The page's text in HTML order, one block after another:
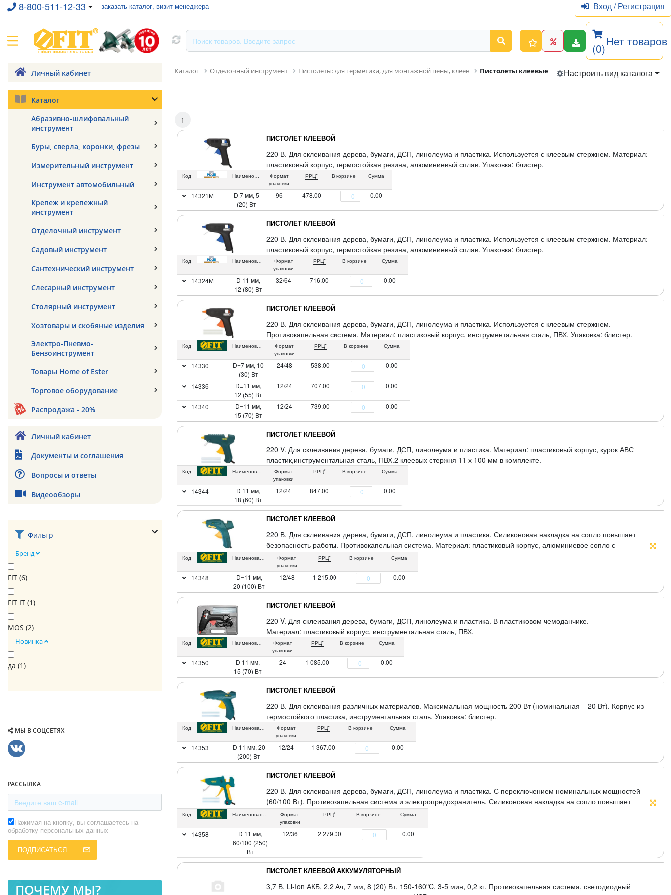
8-800-511-12-33 заказать каталог, визит менеджера Вход/Регистрация
(0)Нет товаров
Личный кабинет
Каталог
Абразивно-шлифовальный
инструмент
Буры, сверла, коронки, фрезы
Измерительный инструмент
Инструмент автомобильный
Крепеж и крепежный
инструмент
Отделочный инструмент
Садовый инструмент
Сантехнический инструмент
Слесарный инструмент
Столярный инструмент
Хозтовары и скобяные изделия
Электро-Пневмо-
Бензоинструмент
Товары Home of Ester
Торговое оборудование
Распродажа - 20%
Личный кабинет
Документы и соглашения
Вопросы и ответы
Видеообзоры
Фильтр
Бренд
FIT (6)
FIT IT (1)
MOS (2)
Новинка
да (1)
МЫ В СОЦСЕТЯХ
РАССЫЛКА
Нажимая на кнопку, вы соглашаетесь на
обработку персональных данных
ПОДПИСАТЬСЯ
ПОЧЕМУ МЫ?
Каталог Отделочный инструмент Пистолеты: для герметика, для монтажной пены, клеев Пистолеты клеевые Настроить вид каталога
1
ПИСТОЛЕТ КЛЕЕВОЙ
220 В. Для склеивания дерева, бумаги, ДСП, линолеума и пластика. Используется с клеевым стержнем. Материал:
пластиковый корпус, термостойкая резина, алюминиевый сплав. Упаковка: блистер.
Код Наименование
Формат
упаковки
РРЦ* В корзине Сумма
14321М
D 7 мм, 5
(20) Вт
96 478.00 0.00
ПИСТОЛЕТ КЛЕЕВОЙ
220 В. Для склеивания дерева, бумаги, ДСП, линолеума и пластика. Используется с клеевым стержнем. Материал:
пластиковый корпус, термостойкая резина, алюминиевый сплав. Упаковка: блистер.
Код Наименование
Формат
упаковки
РРЦ* В корзине Сумма
14324М
D 11 мм,
12 (80) Вт
32/64 716.00 0.00
ПИСТОЛЕТ КЛЕЕВОЙ
220 В. Для склеивания дерева, бумаги, ДСП, линолеума и пластика. Используется с клеевым стержнем.
Противокапельная система. Материал: пластиковый корпус, инструментальная сталь, ПВХ. Упаковка: блистер.
Код Наименование
Формат
упаковки
РРЦ* В корзине Сумма
14330
D=7 мм, 10
(30) Вт
24/48 538.00 0.00
14336
D=11 мм,
12 (55) Вт
12/24 707.00 0.00
14340
D=11 мм,
15 (70) Вт
12/24 739.00 0.00
ПИСТОЛЕТ КЛЕЕВОЙ
220 V. Для склеивания дерева, бумаги, ДСП, линолеума и пластика. Материал: пластиковый корпус, курок АВС
пластик,инструментальная сталь, ПВХ.2 клеевых стержня 11 х 100 мм в комплекте.
Код Наименование
Формат
упаковки
РРЦ* В корзине Сумма
14344
D 11 мм,
18 (60) Вт
12/24 847.00 0.00
ПИСТОЛЕТ КЛЕЕВОЙ
220 В. Для склеивания дерева, бумаги, ДСП, линолеума и пластика. Силиконовая накладка на сопло повышает
безопасность работы. Противокапельная система. Материал: пластиковый корпус, алюминиевое сопло с
силиконовой накладкой, курок и подставка из ударопрочного ABS пластика. Упаковка: блистер.
Код Наименование
Формат
упаковки
РРЦ* В корзине Сумма
14348
D=11 мм,
20 (100) Вт
12/48 1 215.00 0.00
ПИСТОЛЕТ КЛЕЕВОЙ
220 V. Для склеивания дерева, бумаги, ДСП, линолеума и пластика. В пластиковом чемоданчике.
Материал: пластиковый корпус, инструментальная сталь, ПВХ.
Код Наименование
Формат
упаковки
РРЦ* В корзине Сумма
14350
D 11 мм,
15 (70) Вт
24 1 085.00 0.00
ПИСТОЛЕТ КЛЕЕВОЙ
220 В. Для склеивания различных материалов. Максимальная мощность 200 Вт (номинальная – 20 Вт). Корпус из
термостойкого пластика, инструментальная сталь. Упаковка: блистер.
Код Наименование
Формат
упаковки
РРЦ* В корзине Сумма
14353
D 11 мм, 20
(200) Вт
12/24 1 367.00 0.00
ПИСТОЛЕТ КЛЕЕВОЙ
220 В. Для склеивания дерева, бумаги, ДСП, линолеума и пластика. С переключением номинальных мощностей
(60/100 Вт). Противокапельная система и электропредохранитель. Силиконовая накладка на сопло повышает
безопасность работы. Материал: пластиковый корпус, медное сопло с силиконовой накладкой, подставка из
инструментальной стали. Упаковка: блистер.
Код Наименование
Формат
упаковки
РРЦ* В корзине Сумма
14358
D 11 мм,
60/100 (250)
Вт
12/36 2 279.00 0.00
ПИСТОЛЕТ КЛЕЕВОЙ АККУМУЛЯТОРНЫЙ
3,7 В, Li-Ion АКБ, 2,2 Ач, 7 мм, 8 (20) Вт, 150-160ºC, 3-5 мин, 0,2 кг. Противокапельная система, светодиодный